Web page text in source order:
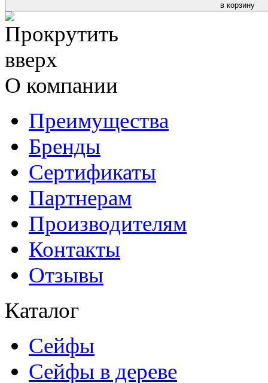
в корзину
О компании
Преимущества
Бренды
Сертификаты
Партнерам
Производителям
Контакты
Отзывы
Каталог
Сейфы
Сейфы в дереве